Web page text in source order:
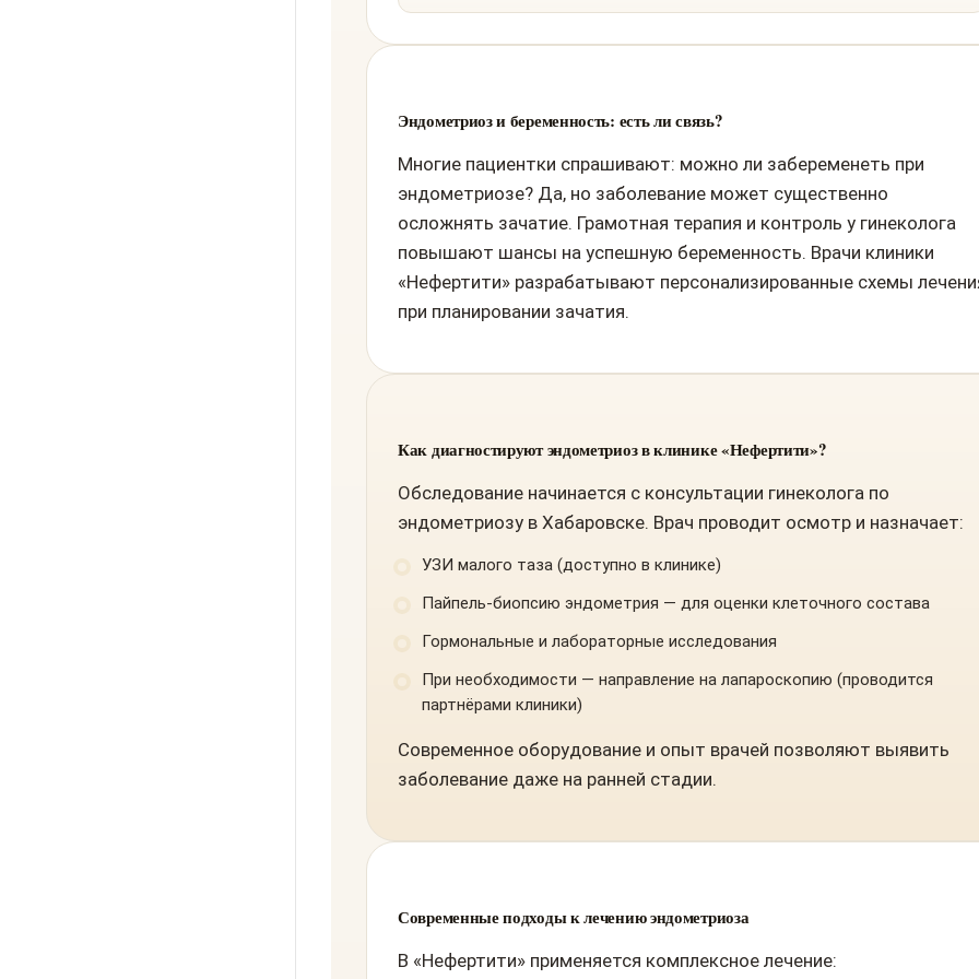
Эндометриоз и беременность: есть ли связь?
Многие пациентки спрашивают: можно ли забеременеть при
эндометриозе? Да, но заболевание может существенно
осложнять зачатие. Грамотная терапия и контроль у гинеколога
повышают шансы на успешную беременность. Врачи клиники
«Нефертити» разрабатывают персонализированные схемы
при планировании зачатия.
Как диагностируют эндометриоз в клинике «Нефертити»?
Обследование начинается с консультации гинеколога по
эндометриозу в Хабаровске. Врач проводит осмотр и назначает:
УЗИ малого таза (доступно в клинике)
Пайпель-биопсию эндометрия — для оценки клеточного состава
Гормональные и лабораторные исследования
При необходимости — направление на лапароскопию (проводится
партнёрами клиники)
Современное оборудование и опыт врачей позволяют выявить
заболевание даже на ранней стадии.
Современные подходы к лечению эндометриоза
В «Нефертити» применяется комплексное лечение: